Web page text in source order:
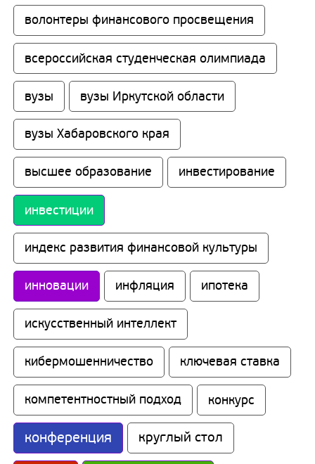
волонтеры финансового просвещения
всероссийская студенческая олимпиада
вузы вузы Иркутской области
вузы Хабаровского края
высшее образование инвестирование
инвестиции
индекс развития финансовой культуры
инновации инфляция ипотека
искусственный интеллект
кибермошенничество ключевая ставка
компетентностный подход конкурс
конференция круглый стол